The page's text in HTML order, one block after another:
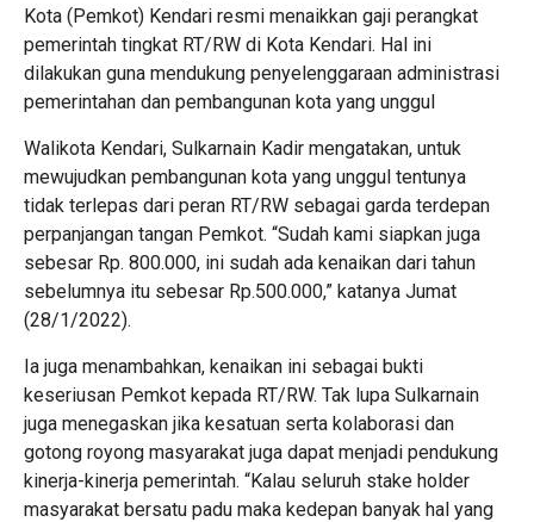
Kota (Pemkot) Kendari resmi menaikkan gaji perangkat
pemerintah tingkat RT/RW di Kota Kendari. Hal ini
dilakukan guna mendukung penyelenggaraan administrasi
pemerintahan dan pembangunan kota yang unggul
Walikota Kendari, Sulkarnain Kadir mengatakan, untuk
mewujudkan pembangunan kota yang unggul tentunya
tidak terlepas dari peran RT/RW sebagai garda terdepan
perpanjangan tangan Pemkot. “Sudah kami siapkan juga
sebesar Rp. 800.000, ini sudah ada kenaikan dari tahun
sebelumnya itu sebesar Rp.500.000,” katanya Jumat
(28/1/2022).
Ia juga menambahkan, kenaikan ini sebagai bukti
keseriusan Pemkot kepada RT/RW. Tak lupa Sulkarnain
juga menegaskan jika kesatuan serta kolaborasi dan
gotong royong masyarakat juga dapat menjadi pendukung
kinerja-kinerja pemerintah. “Kalau seluruh stake holder
masyarakat bersatu padu maka kedepan banyak hal yang